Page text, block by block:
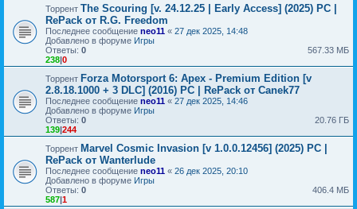
Торрент The Scouring [v. 24.12.25 | Early Access] (2025) PC |
RePack от R.G. Freedom
Последнее сообщение neo11 « 27 дек 2025, 14:48
Добавлено в форуме Игры
Ответы: 0
238|0
567.33 МБ
Торрент Forza Motorsport 6: Apex - Premium Edition [v
2.8.18.1000 + 3 DLC] (2016) PC | RePack от Canek77
Последнее сообщение neo11 « 27 дек 2025, 14:46
Добавлено в форуме Игры
Ответы: 0
139|244
20.76 ГБ
Торрент Marvel Cosmic Invasion [v 1.0.0.12456] (2025) PC |
RePack от Wanterlude
Последнее сообщение neo11 « 26 дек 2025, 20:10
Добавлено в форуме Игры
Ответы: 0
587|1
406.4 МБ